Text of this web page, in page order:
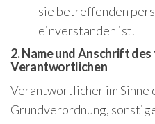
sie betreffenden
einverstanden ist.
2. Name und Anschrift
Verantwortlichen
Verantwortlicher im Sinne
Grundverordnung,